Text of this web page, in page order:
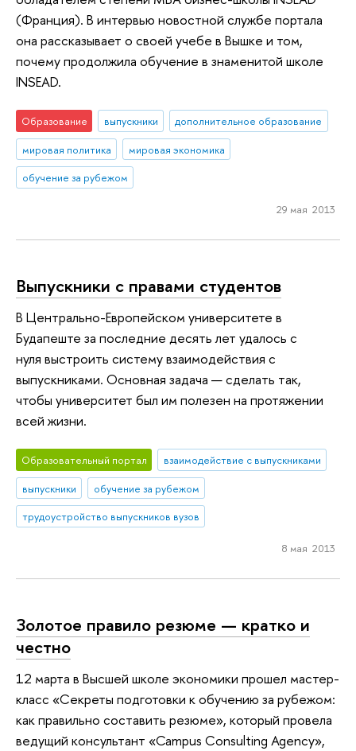
(Франция). В интервью новостной службе портала
она рассказывает о своей учебе в Вышке и том,
почему продолжила обучение в знаменитой школе
INSEAD.
Образование выпускники
дополнительное образование
мировая политика
мировая экономика
обучение за рубежом
29 мая 2013
Выпускники с правами студентов
В Центрально-Европейском университете в
Будапеште за последние десять лет удалось с
нуля выстроить систему взаимодействия с
выпускниками. Основная задача — сделать так,
чтобы университет был им полезен на протяжении
всей жизни.
Образовательный портал
взаимодействие с выпускниками
выпускники
обучение за рубежом
трудоустройство выпускников вузов
8 мая 2013
Золотое правило резюме — кратко и
честно
12 марта в Высшей школе экономики прошел мастер-
класс «Секреты подготовки к обучению за рубежом:
как правильно составить резюме», который провела
ведущий консультант «Campus Consulting Agency»,